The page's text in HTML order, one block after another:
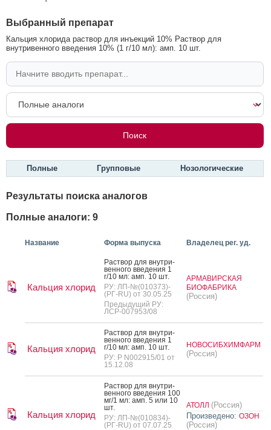
Выбранный препарат
Кальция хлорида раствор для инъекций 10% Раствор для
внутривенного введения 10% (1 г/10 мл): амп. 10 шт.
Полные Групповые Нозологические
Результаты поиска аналогов
Полные аналоги: 9
Название Форма выпуска Владелец рег. уд.
Кальция хлорид
Рас­твор для внут­ри­
вен­но­го вве­дения 1
г/10 мл: амп. 10 шт.
РУ: ЛП-№(010373)-
(РГ-RU) от 30.05.25
Предыдущий РУ:
ЛСР-007953/08
АРМАВИРСКАЯ
БИОФАБРИКА
(Россия)
Кальция хлорид
Рас­твор для внут­ри­
вен­но­го вве­дения 1
г/10 мл: амп. 10 шт.
РУ: Р N002915/01 от
15.12.08
НОВОСИБХИМФАРМ
(Россия)
Кальция хлорид
Рас­твор для внут­ри­
вен­но­го вве­дения 100
мг/1 мл: амп. 5 или 10
шт.
РУ: ЛП-№(010834)-
(РГ-RU) от 07.07.25
АТОЛЛ (Россия)
Произведено: ОЗОН
(Россия)